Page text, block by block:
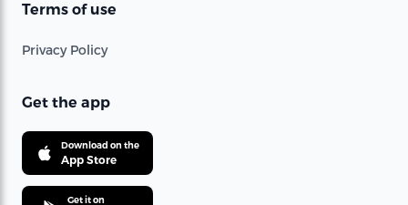
Terms of use
Privacy Policy
Get the app
Download on the
App Store
Get it on